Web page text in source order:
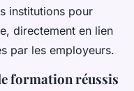
institutions pour
directement en lien
par les employeurs.
formation réussis